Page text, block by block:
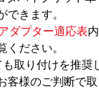
できます。
ダプター適応表
ください。
取り付けを推奨
客様のご判断で